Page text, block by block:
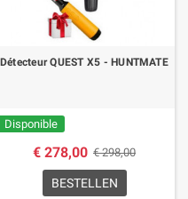
Détecteur QUEST X5 - HUNTMATE
Disponible
€ 278,00 € 298,00
BESTELLEN